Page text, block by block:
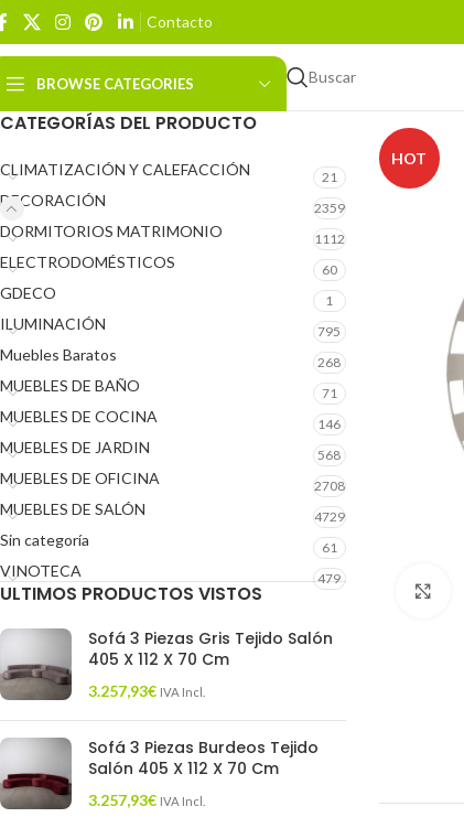
Contacto
BROWSE CATEGORIES Buscar
CATEGORÍAS DEL PRODUCTO
CLIMATIZACIÓN Y CALEFACCIÓN 21
DECORACIÓN 2359
DORMITORIOS MATRIMONIO 1112
ELECTRODOMÉSTICOS 60
GDECO 1
ILUMINACIÓN 795
Muebles Baratos 268
MUEBLES DE BAÑO 71
MUEBLES DE COCINA 146
MUEBLES DE JARDIN 568
MUEBLES DE OFICINA 2708
MUEBLES DE SALÓN 4729
Sin categoría 61
VINOTECA 479
ULTIMOS PRODUCTOS VISTOS
Sofá 3 Piezas Gris Tejido Salón
405 X 112 X 70 Cm
3.257,93€ IVA Incl.
Sofá 3 Piezas Burdeos Tejido
Salón 405 X 112 X 70 Cm
3.257,93€ IVA Incl.
HOT